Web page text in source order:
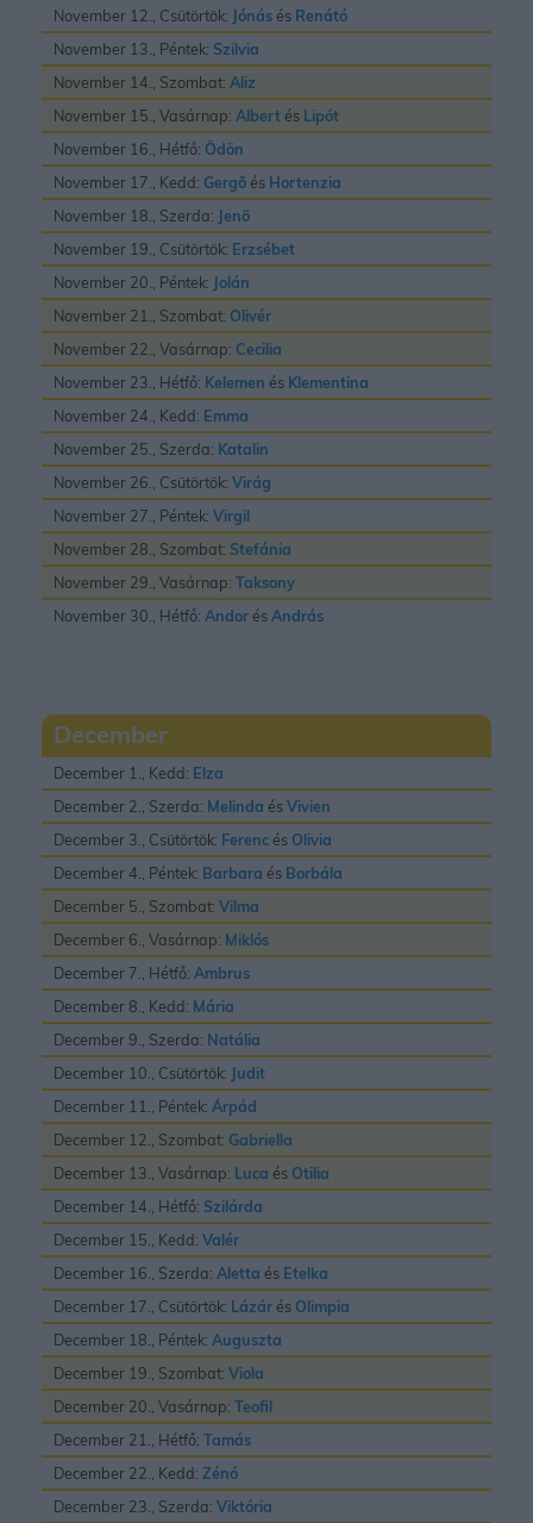
November 12., Csütörtök: Jónás és Renátó
November 13., Péntek: Szilvia
November 14., Szombat: Aliz
November 15., Vasárnap: Albert és Lipót
November 16., Hétfő: Ödön
November 17., Kedd: Gergõ és Hortenzia
November 18., Szerda: Jenõ
November 19., Csütörtök: Erzsébet
November 20., Péntek: Jolán
November 21., Szombat: Olivér
November 22., Vasárnap: Cecilia
November 23., Hétfő: Kelemen és Klementina
November 24., Kedd: Emma
November 25., Szerda: Katalin
November 26., Csütörtök: Virág
November 27., Péntek: Virgil
November 28., Szombat: Stefánia
November 29., Vasárnap: Taksony
November 30., Hétfő: Andor ésAndrás
December
December 1., Kedd: Elza
December 2., Szerda: Melinda ésVivien
December 3., Csütörtök: Ferenc és Olivia
December 4., Péntek: Barbara és Borbála
December 5., Szombat: Vilma
December 6., Vasárnap: Miklós
December 7., Hétfő: Ambrus
December 8., Kedd: Mária
December 9., Szerda: Natália
December 10., Csütörtök: Judit
December 11., Péntek: Árpád
December 12., Szombat: Gabriella
December 13., Vasárnap: Luca és Otilia
December 14., Hétfő: Szilárda
December 15., Kedd: Valér
December 16., Szerda: Aletta és Etelka
December 17., Csütörtök: Lázár és Olimpia
December 18., Péntek: Auguszta
December 19., Szombat: Viola
December 20., Vasárnap: Teofil
December 21., Hétfő: Tamás
December 22., Kedd: Zénó
December 23., Szerda: Viktória